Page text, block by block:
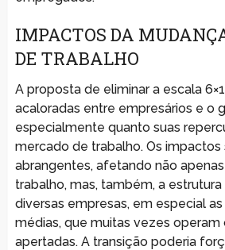
IMPACTOS DA
DE TRABALHO
A proposta de eliminar a escala
acaloradas entre empresários e o
especialmente quanto suas
mercado de trabalho. Os impactos
abrangentes, afetando não
trabalho, mas, também, a
diversas empresas, em especial
médias, que muitas vezes operam
apertadas. A transição poderia